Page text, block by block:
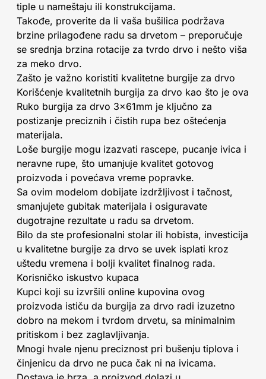
tiple u nameštaju ili konstrukcijama.
Takođe, proverite da li vaša bušilica podržava
brzine prilagođene radu sa drvetom – preporučuje
se srednja brzina rotacije za tvrdo drvo i nešto viša
za meko drvo.
Zašto je važno koristiti kvalitetne burgije za drvo
Korišćenje kvalitetnih burgija za drvo kao što je ova
Ruko burgija za drvo 3x61mm je ključno za
postizanje preciznih i čistih rupa bez oštećenja
materijala.
Loše burgije mogu izazvati rascepe, pucanje ivica i
neravne rupe, što umanjuje kvalitet gotovog
proizvoda i povećava vreme popravke.
Sa ovim modelom dobijate izdržljivost i tačnost,
smanjujete gubitak materijala i osiguravate
dugotrajne rezultate u radu sa drvetom.
Bilo da ste profesionalni stolar ili hobista, investicija
u kvalitetne burgije za drvo se uvek isplati kroz
uštedu vremena i bolji kvalitet finalnog rada.
Korisničko iskustvo kupaca
Kupci koji su izvršili online kupovina ovog
proizvoda ističu da burgija za drvo radi izuzetno
dobro na mekom i tvrdom drvetu, sa minimalnim
pritiskom i bez zaglavljivanja.
Mnogi hvale njenu preciznost pri bušenju tiplova i
činjenicu da drvo ne puca čak ni na ivicama.